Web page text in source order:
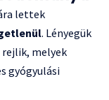
lettek
. Lényegük
rejlik, melyek
gyógyulási